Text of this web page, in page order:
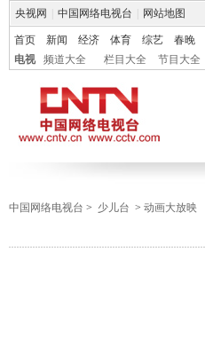
央视网 中国网络电视台 网站地图
首页 新闻 经济 体育 综艺 春晚
电视
频道大全 栏目大全 节目大全
中国网络电视台 > 少儿台 > 动画大放映